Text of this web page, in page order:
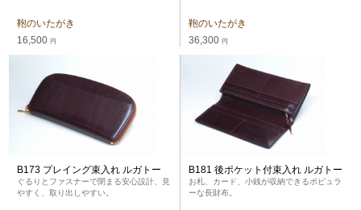
鞄のいたがき
16,500 円
鞄のいたがき
36,300 円
B173 プレイング束入れ ルガトー
ぐるりとファスナーで閉まる安心設計、見
やすく、取り出しやすい。
B181 後ポケット付束入れ ルガトー
お札、カード、小銭が収納できるポピュラ
ーな長財布。